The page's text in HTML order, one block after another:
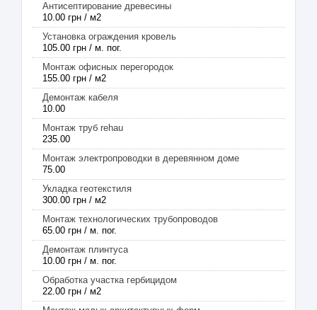
Антисептирование древесины
10.00 грн / м2
Установка ограждения кровель
105.00 грн / м. пог.
Монтаж офисных перегородок
155.00 грн / м2
Демонтаж кабеля
10.00
Монтаж труб rehau
235.00
Монтаж электропроводки в деревянном доме
75.00
Укладка геотекстиля
300.00 грн / м2
Монтаж технологических трубопроводов
65.00 грн / м. пог.
Демонтаж плинтуса
10.00 грн / м. пог.
Обработка участка гербицидом
22.00 грн / м2